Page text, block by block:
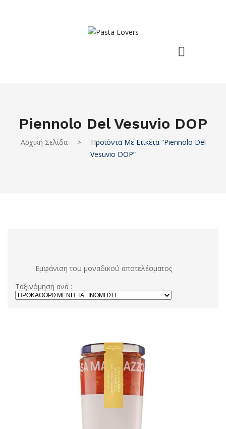
Piennolo Del Vesuvio DOP
Αρχική Σελίδα >
Προϊόντα Με Ετικέτα “Piennolo Del
Vesuvio DOP”
Εμφάνιση του μοναδικού αποτελέσματος
Ταξινόμηση ανά :